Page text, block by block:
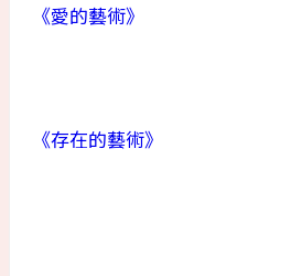
《愛的藝術》
《存在的藝術》